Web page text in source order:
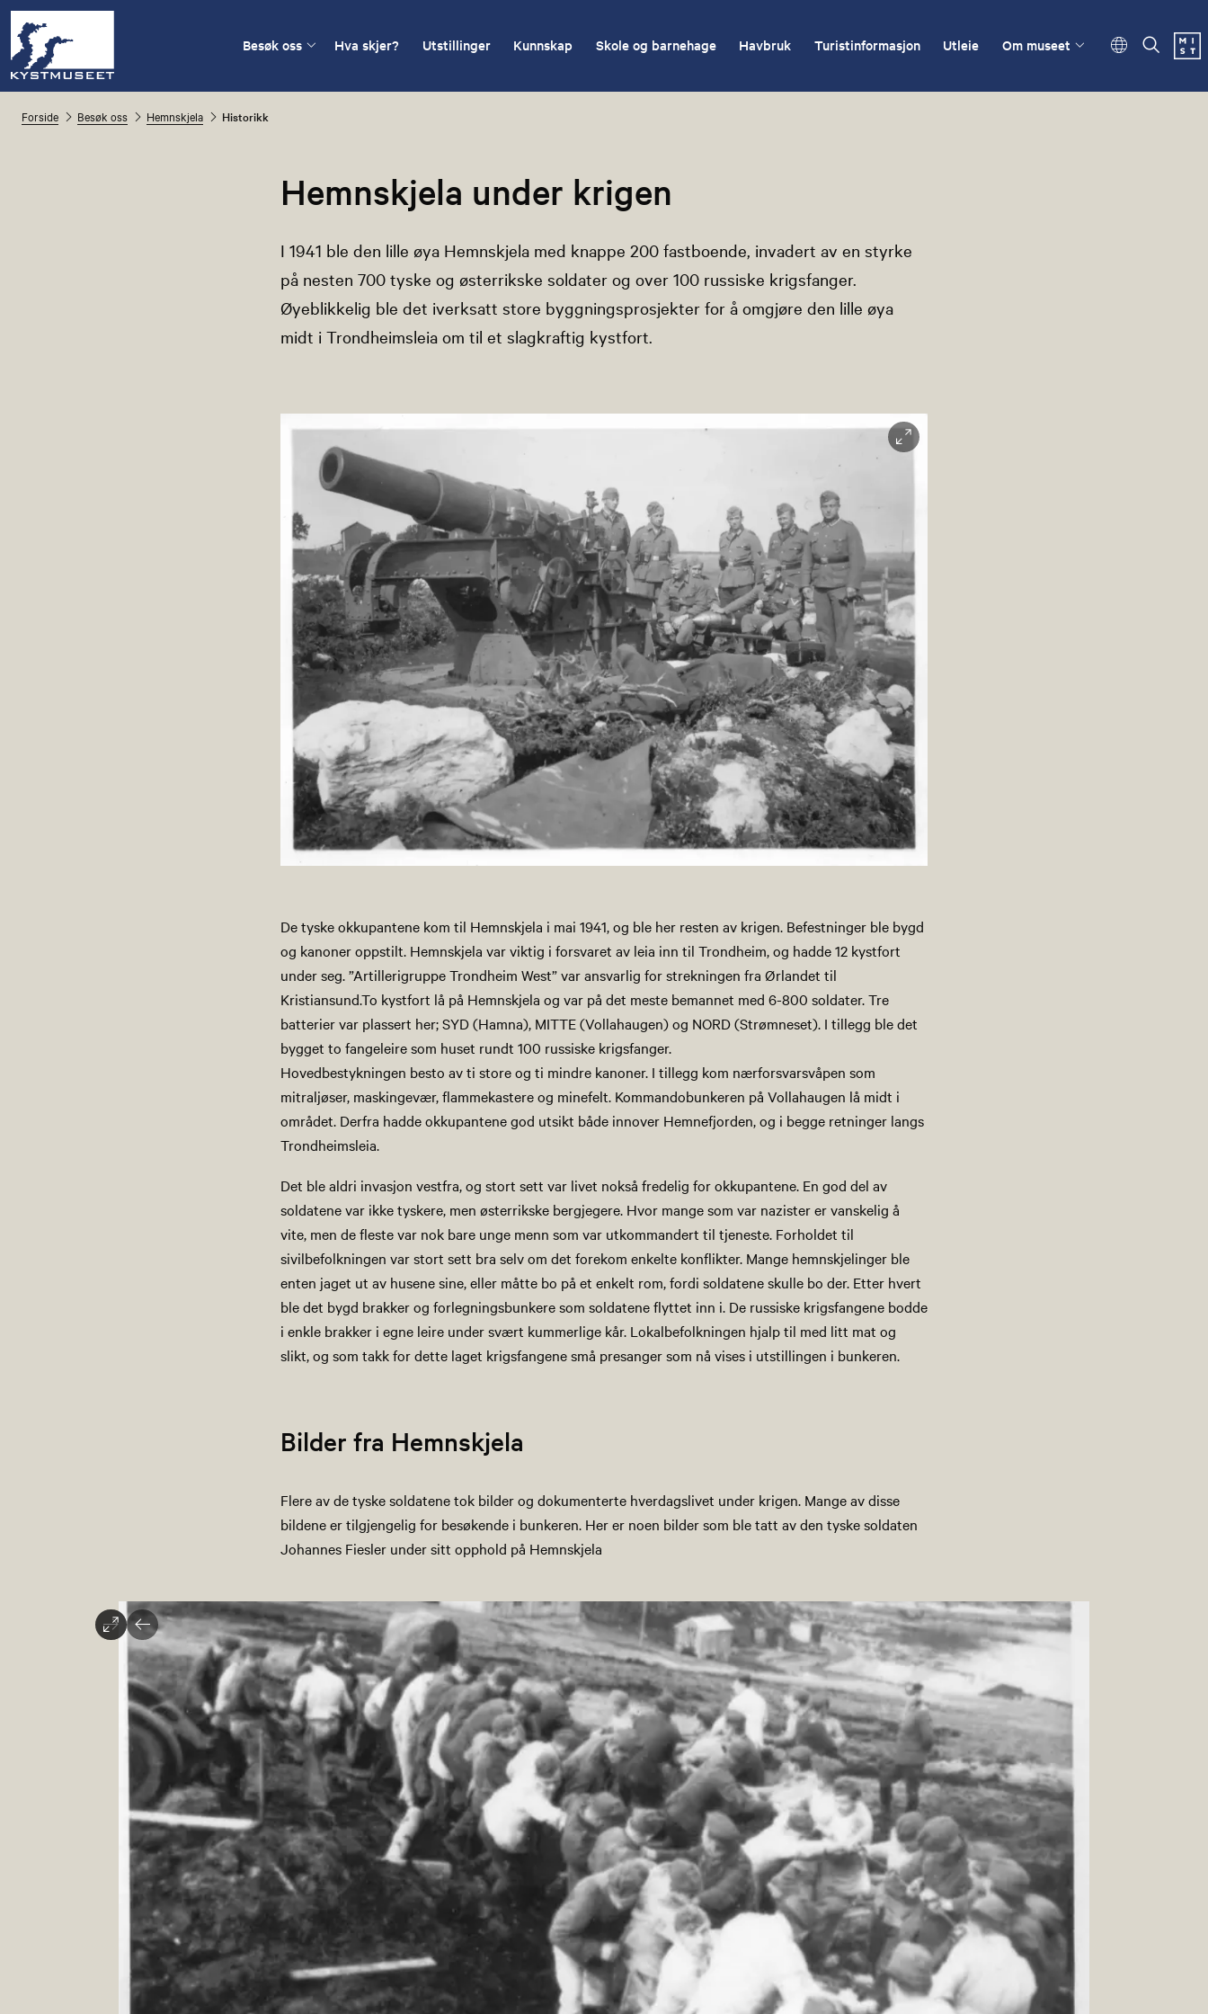
Besøk oss Hva skjer? Utstillinger Kunnskap Skole og barnehage Havbruk Turistinformasjon Utleie Om museet
Forside Besøk oss Hemnskjela Historikk
Hemnskjela under krigen
I 1941 ble den lille øya Hemnskjela med knappe 200 fastboende, invadert av en styrke
på nesten 700 tyske og østerrikske soldater og over 100 russiske krigsfanger.
Øyeblikkelig ble det iverksatt store byggningsprosjekter for å omgjøre den lille øya
midt i Trondheimsleia om til et slagkraftig kystfort.
De tyske okkupantene kom til Hemnskjela i mai 1941, og ble her resten av krigen. Befestninger ble bygd
og kanoner oppstilt. Hemnskjela var viktig i forsvaret av leia inn til Trondheim, og hadde 12 kystfort
under seg. ”Artillerigruppe Trondheim West” var ansvarlig for strekningen fra Ørlandet til
Kristiansund.To kystfort lå på Hemnskjela og var på det meste bemannet med 6-800 soldater. Tre
batterier var plassert her; SYD (Hamna), MITTE (Vollahaugen) og NORD (Strømneset). I tillegg ble det
bygget to fangeleire som huset rundt 100 russiske krigsfanger.
Hovedbestykningen besto av ti store og ti mindre kanoner. I tillegg kom nærforsvarsvåpen som
mitraljøser, maskingevær, flammekastere og minefelt. Kommandobunkeren på Vollahaugen lå midt i
området. Derfra hadde okkupantene god utsikt både innover Hemnefjorden, og i begge retninger langs
Trondheimsleia.
Det ble aldri invasjon vestfra, og stort sett var livet nokså fredelig for okkupantene. En god del av
soldatene var ikke tyskere, men østerrikske bergjegere. Hvor mange som var nazister er vanskelig å
vite, men de fleste var nok bare unge menn som var utkommandert til tjeneste. Forholdet til
sivilbefolkningen var stort sett bra selv om det forekom enkelte konflikter. Mange hemnskjelinger ble
enten jaget ut av husene sine, eller måtte bo på et enkelt rom, fordi soldatene skulle bo der. Etter hvert
ble det bygd brakker og forlegningsbunkere som soldatene flyttet inn i. De russiske krigsfangene bodde
i enkle brakker i egne leire under svært kummerlige kår. Lokalbefolkningen hjalp til med litt mat og
slikt, og som takk for dette laget krigsfangene små presanger som nå vises i utstillingen i bunkeren.
Bilder fra Hemnskjela
Flere av de tyske soldatene tok bilder og dokumenterte hverdagslivet under krigen. Mange av disse
bildene er tilgjengelig for besøkende i bunkeren. Her er noen bilder som ble tatt av den tyske soldaten
Johannes Fiesler under sitt opphold på Hemnskjela